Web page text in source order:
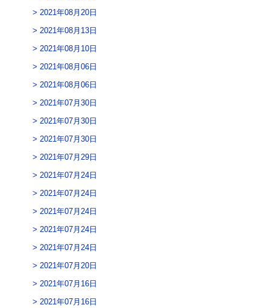
2021年08月20日
2021年08月13日
2021年08月10日
2021年08月06日
2021年08月06日
2021年07月30日
2021年07月30日
2021年07月30日
2021年07月29日
2021年07月24日
2021年07月24日
2021年07月24日
2021年07月24日
2021年07月24日
2021年07月20日
2021年07月16日
2021年07月16日